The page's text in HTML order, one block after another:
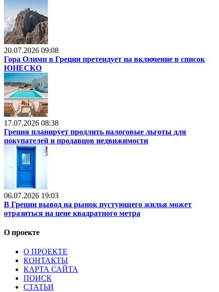
20.07.2026 09:08
Гора Олимп в Греции претендует на включение в список
ЮНЕСКО
17.07.2026 08:38
Греция планирует продлить налоговые льготы для
покупателей и продавцов недвижимости
06.07.2026 19:03
В Греции вывод на рынок пустующего жилья может
отразиться на цене квадратного метра
О проекте
О ПРОЕКТЕ
КОНТАКТЫ
КАРТА САЙТА
ПОИСК
СТАТЬИ